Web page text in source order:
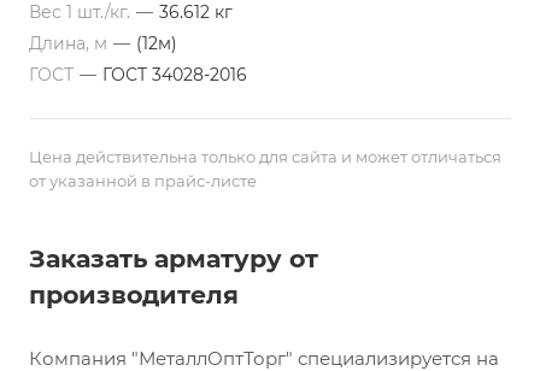
Вес 1 шт./кг. — 36.612 кг
Длина, м — (12м)
ГОСТ — ГОСТ 34028-2016
Цена действительна только для сайта и может отличаться
от указанной в прайс-листе
Заказать арматуру от
производителя
Компания "МеталлОптТорг" специализируется на